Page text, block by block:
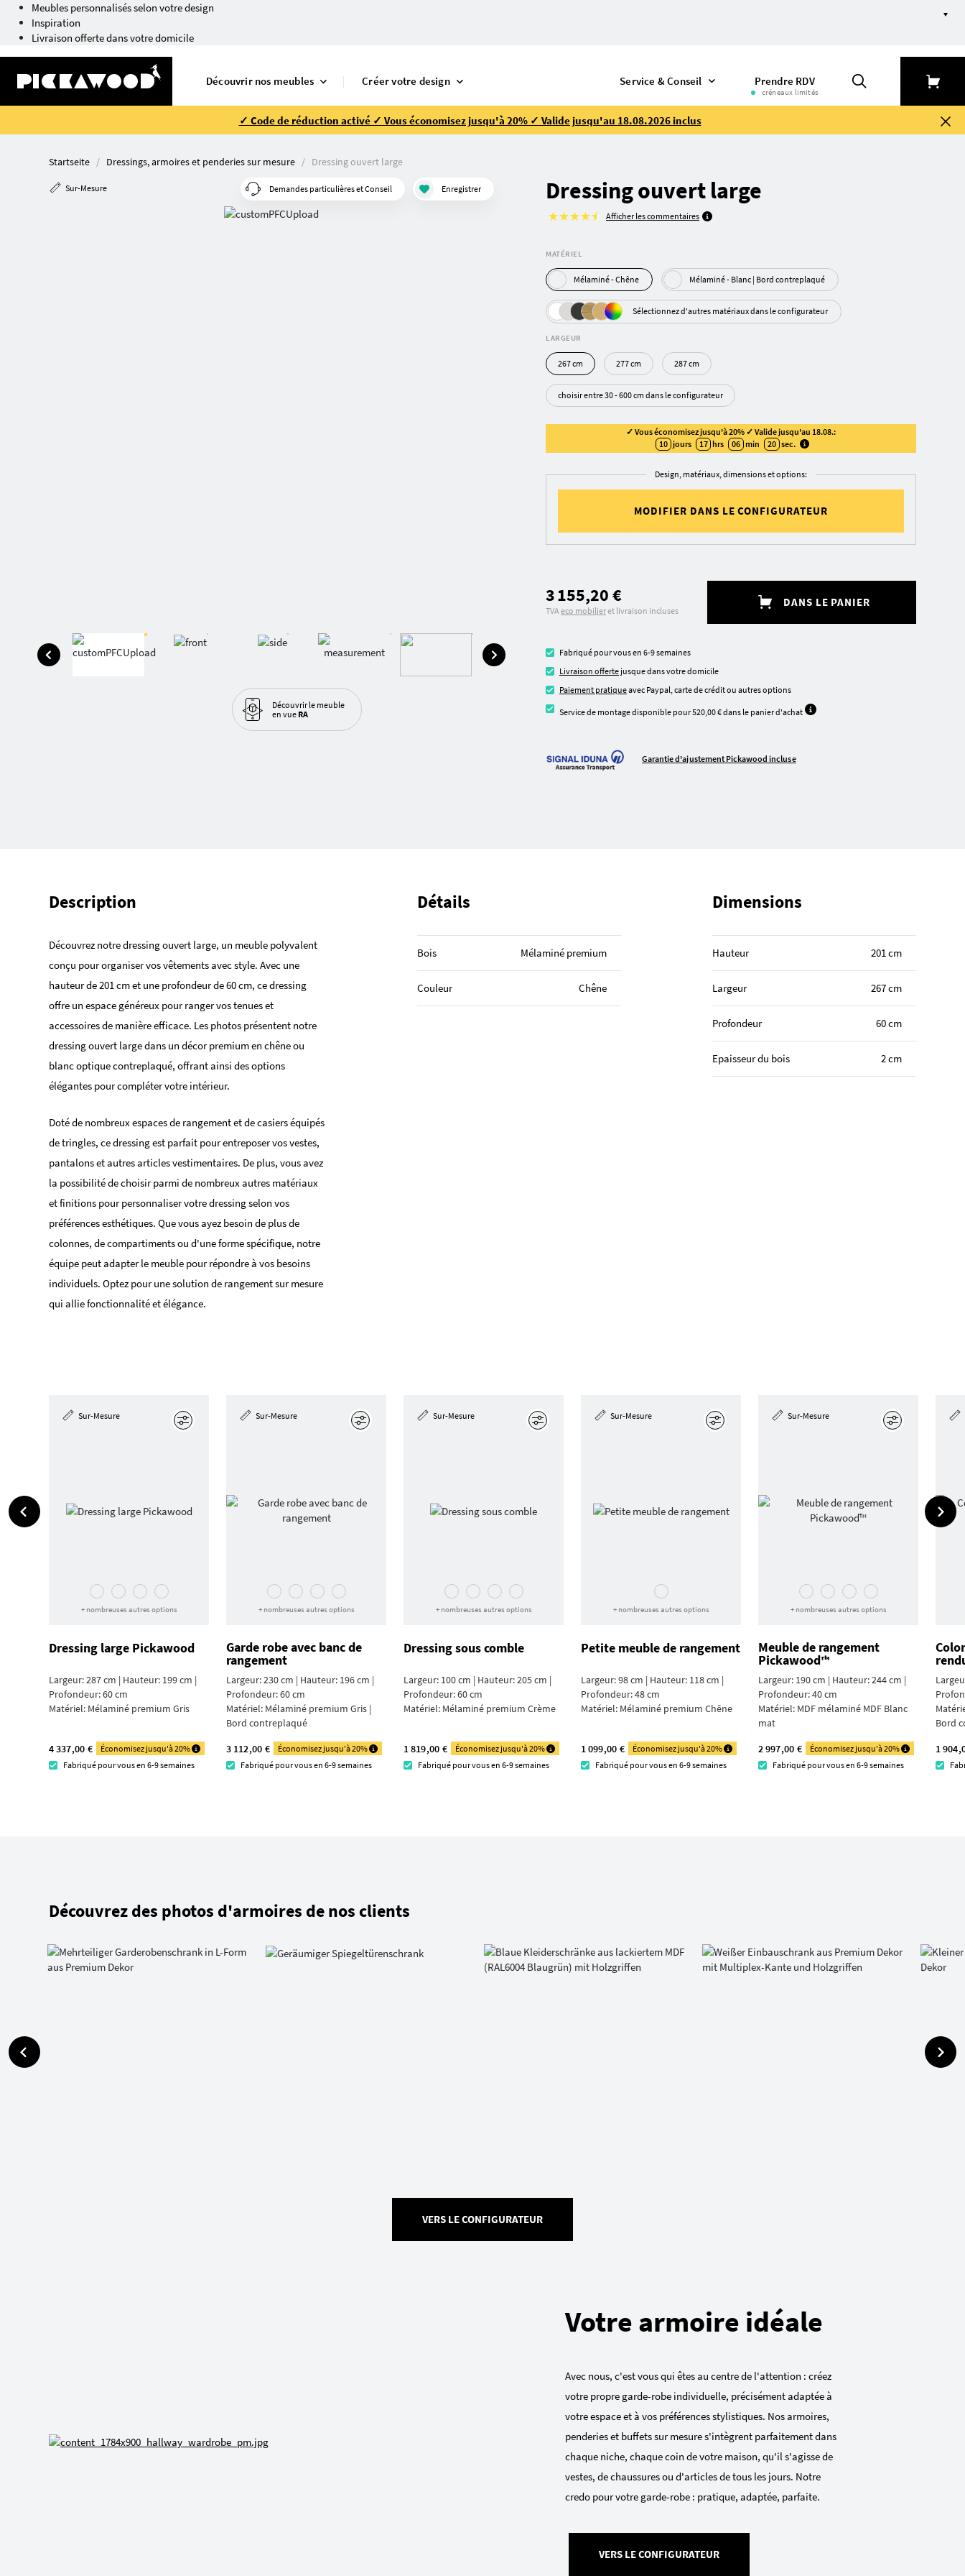
Meubles personnalisés selon votre design
Inspiration
Livraison offerte dans votre domicile
Découvrir nos meubles Créer votre design Service & Conseil Prendre RDV
créneaux limités
✓ Code de réduction activé ✓ Vous économisez jusqu'à 20% ✓ Valide jusqu'au 18.08.2026 inclus
Startseite Dressings, armoires et penderies sur mesure Dressing ouvert large
Sur-Mesure Demandes particulières et Conseil Enregistrer
Découvrir le meuble
en vue RA
Dressing ouvert large
Afficher les commentaires
MATÉRIEL
Mélaminé - Chêne Mélaminé - Blanc | Bord contre­plaqué
Sélectionnez d'autres matériaux dans le configurateur
LARGEUR
267 cm 277 cm 287 cm
choisir entre 30 - 600 cm dans le configurateur
✓ Vous économisez jusqu'à 20% ✓ Valide jusqu'au 18.08.:
10 jours 17 hrs 06 min 20 sec.
Design, matériaux, dimensions et options:
MODIFIER DANS LE CONFIGURATEUR
3 155,20 €
TVAeco mobilieret livraison incluses
DANS LE PANIER
Fabriqué pour vous en 6-9 semaines
Livraison offerte jusque dans votre domicile
Paiement pratiqueavec Paypal, carte de crédit ou autres options
Service de montage disponible pour 520,00 € dans le panier d'achat
Garantie d'ajustement Pickawood incluse
Description
Découvrez notre dressing ouvert large, un meuble polyvalent
conçu pour organiser vos vêtements avec style. Avec une
hauteur de 201 cm et une profondeur de 60 cm, ce dressing
offre un espace généreux pour ranger vos tenues et
accessoires de manière efficace. Les photos présentent notre
dressing ouvert large dans un décor premium en chêne ou
blanc optique contreplaqué, offrant ainsi des options
élégantes pour compléter votre intérieur.
Doté de nombreux espaces de rangement et de casiers équipés
de tringles, ce dressing est parfait pour entreposer vos vestes,
pantalons et autres articles vestimentaires. De plus, vous avez
la possibilité de choisir parmi de nombreux autres matériaux
et finitions pour personnaliser votre dressing selon vos
préférences esthétiques. Que vous ayez besoin de plus de
colonnes, de compartiments ou d'une forme spécifique, notre
équipe peut adapter le meuble pour répondre à vos besoins
individuels. Optez pour une solution de rangement sur mesure
qui allie fonctionnalité et élégance.
Détails
Bois Mélaminé premium
Couleur Chêne
Dimensions
Hauteur 201 cm
Largeur 267 cm
Profondeur 60 cm
Epaisseur du bois 2 cm
Sur-Mesure
+ nombreuses autres options
Dressing large Pickawood
Largeur: 287 cm | Hauteur: 199 cm |
Profondeur: 60 cm
Matériel: Mélaminé premium Gris
4 337,00 €
Économisez jusqu'à 20%
Fabriqué pour vous en 6-9 semaines
Sur-Mesure
+ nombreuses autres options
Garde robe avec banc de
rangement
Largeur: 230 cm | Hauteur: 196 cm |
Profondeur: 60 cm
Matériel: Mélaminé premium Gris |
Bord contre­plaqué
3 112,00 €
Économisez jusqu'à 20%
Fabriqué pour vous en 6-9 semaines
Sur-Mesure
+ nombreuses autres options
Dressing sous comble
Largeur: 100 cm | Hauteur: 205 cm |
Profondeur: 60 cm
Matériel: Mélaminé premium Crème
1 819,00 €
Économisez jusqu'à 20%
Fabriqué pour vous en 6-9 semaines
Sur-Mesure
+ nombreuses autres options
Petite meuble de rangement
Largeur: 98 cm | Hauteur: 118 cm |
Profondeur: 48 cm
Matériel: Mélaminé premium Chêne
1 099,00 €
Économisez jusqu'à 20%
Fabriqué pour vous en 6-9 semaines
Sur-Mesure
+ nombreuses autres options
Meuble de rangement
Pickawood™
Largeur: 190 cm | Hauteur: 244 cm |
Profondeur: 40 cm
Matériel: MDF mélaminé MDF Blanc
mat
2 997,00 €
Économisez jusqu'à 20%
Fabriqué pour vous en 6-9 semaines
Bord
1
Découvrez des photos d'armoires de nos clients
VERS LE CONFIGURATEUR
Votre armoire idéale
Avec nous, c'est vous qui êtes au centre de l'attention : créez
votre propre garde-robe individuelle, précisément adaptée à
votre espace et à vos préférences stylistiques. Nos armoires,
penderies et buffets sur mesure s'intègrent parfaitement dans
chaque niche, chaque coin de votre maison, qu'il s'agisse de
vestes, de chaussures ou d'articles de tous les jours. Notre
credo pour votre garde-robe : pratique, adaptée, parfaite.
VERS LE CONFIGURATEUR